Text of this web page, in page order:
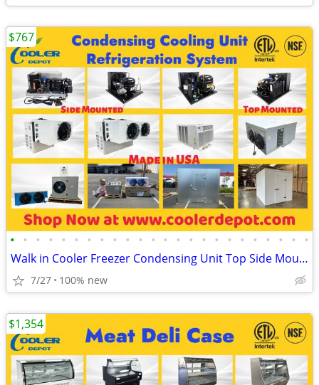
• • • • • • • • • • • • • • • • • • • • • • • •
Walk in Cooler Freezer Condensing Unit Top Side Mounted
7/27 100% new
$767
$1,354